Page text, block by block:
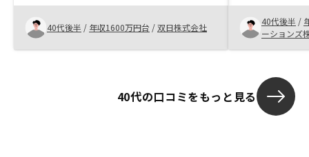
40代後半 / 年収1600万円台 /双日株式会社
も親身な対応
ることができ
担当の方もと
定から引き渡
も親身にして
に関して誤っ
員教育を徹底
40代後半 /
ーションズ
40代の口コミをもっと見る